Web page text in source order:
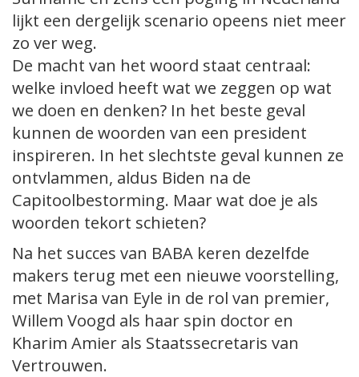
lijkt een dergelijk scenario opeens niet meer
zo ver weg.
De macht van het woord staat centraal:
welke invloed heeft wat we zeggen op wat
we doen en denken? In het beste geval
kunnen de woorden van een president
inspireren. In het slechtste geval kunnen ze
ontvlammen, aldus Biden na de
Capitoolbestorming. Maar wat doe je als
woorden tekort schieten?
Na het succes van BABA keren dezelfde
makers terug met een nieuwe voorstelling,
met Marisa van Eyle in de rol van premier,
Willem Voogd als haar spin doctor en
Kharim Amier als Staatssecretaris van
Vertrouwen.